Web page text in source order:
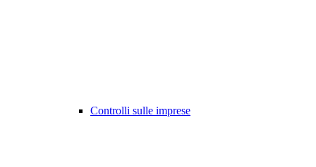
Controlli sulle imprese